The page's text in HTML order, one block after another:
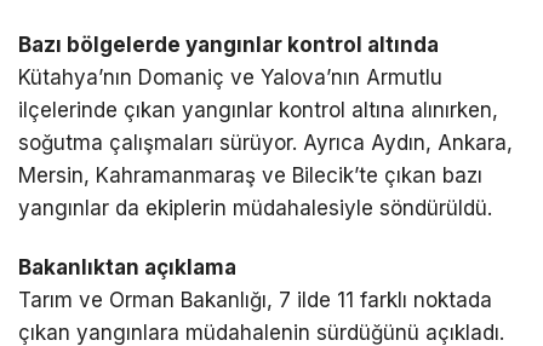
Bazı bölgelerde yangınlar kontrol altında
Kütahya’nın Domaniç ve Yalova’nın Armutlu
ilçelerinde çıkan yangınlar kontrol altına alınırken,
soğutma çalışmaları sürüyor. Ayrıca Aydın, Ankara,
Mersin, Kahramanmaraş ve Bilecik’te çıkan bazı
yangınlar da ekiplerin müdahalesiyle söndürüldü.
Bakanlıktan açıklama
Tarım ve Orman Bakanlığı, 7 ilde 11 farklı noktada
çıkan yangınlara müdahalenin sürdüğünü açıkladı.